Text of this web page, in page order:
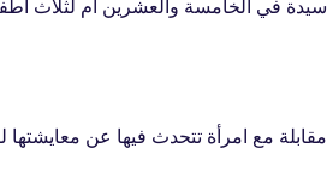
سيدة في الخامسة والعشرين ام لثلاث
مقابلة مع امرأة تتحدث فيها عن